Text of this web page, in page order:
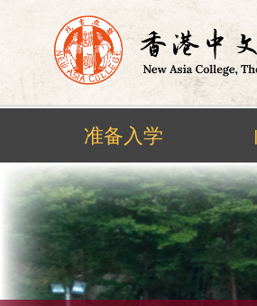
Skip
content
准备入学 |